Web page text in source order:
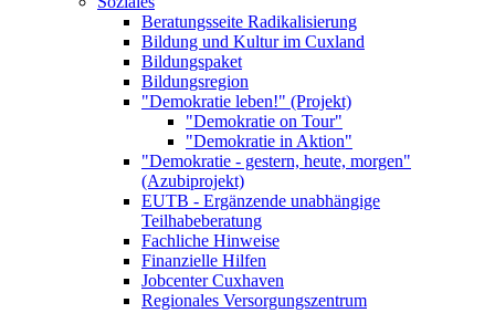
Beratungsseite Radikalisierung
Bildung und Kultur im Cuxland
Bildungspaket
Bildungsregion
"Demokratie leben!" (Projekt)
"Demokratie on Tour"
"Demokratie in Aktion"
"Demokratie - gestern, heute, morgen"
(Azubiprojekt)
EUTB - Ergänzende unabhängige
Teilhabeberatung
Fachliche Hinweise
Finanzielle Hilfen
Jobcenter Cuxhaven
Regionales Versorgungszentrum